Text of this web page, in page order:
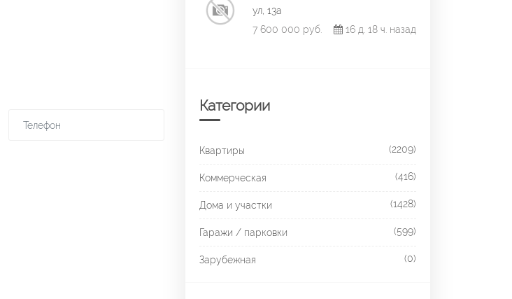
ул, 13а
7 600 000 руб.
16 д. 18 ч. назад
Категории
Квартиры (2209)
Коммерческая (416)
Дома и участки (1428)
Гаражи / парковки (599)
Зарубежная (0)